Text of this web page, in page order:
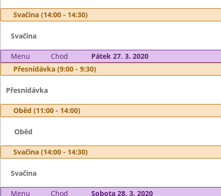
Svačina (14:00 - 14:30)
Svačina
Menu Chod
Pátek 27. 3. 2020
Přesnídávka (9:00 - 9:30)
Přesnídávka
Oběd (11:00 - 14:00)
Oběd
Svačina (14:00 - 14:30)
Svačina
Menu Chod Sobota 28. 3. 2020